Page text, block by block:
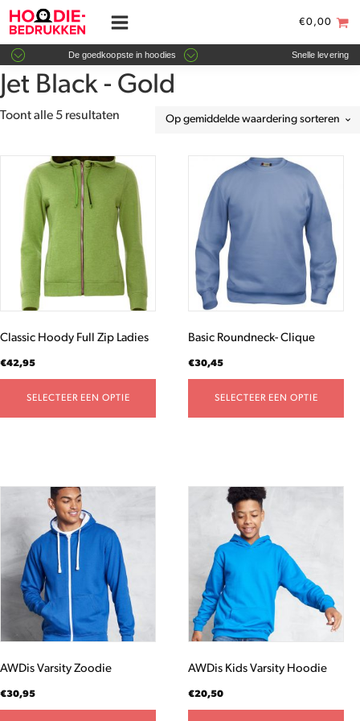
€0,00
De goedkoopste in hoodies Snelle levering
Jet Black - Gold
Toont alle 5 resultaten Gesorteerd
waardering
Classic Hoody Full Zip Ladies
€42,95
SELECTEER EEN OPTIE
product
heeft
meerdere
variaties.
Deze
optie
gekozen
op
de
Basic Roundneck- Clique
€30,45
SELECTEER EEN OPTIE
product
heeft
meerdere
variaties.
Deze
optie
kan
gekozen
op
de
AWDis Varsity Zoodie
€30,95
meerdere
variaties.
Deze
optie
gekozen
op
de
AWDis Kids Varsity Hoodie
€20,50
meerdere
variaties.
Deze
optie
kan
gekozen
op
de